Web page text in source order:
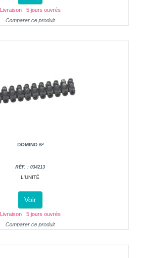
Livraison : 5 jours ouvrés
Comparer ce produit
DOMINO 6²
RÉF. : 034213
L'UNITÉ
Voir
Livraison : 5 jours ouvrés
Comparer ce produit